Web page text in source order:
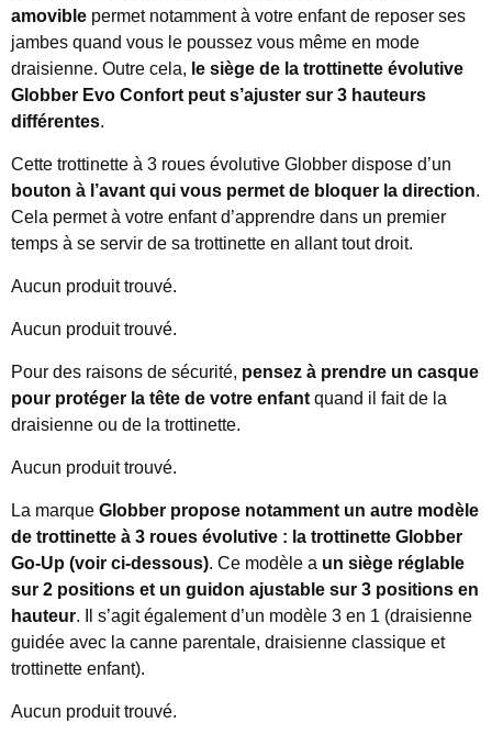
amovible permet notamment à votre enfant de reposer ses
jambes quand vous le poussez vous même en mode
draisienne. Outre cela, le siège de la trottinette évolutive
Globber Evo Confort peut s’ajuster sur 3 hauteurs
différentes.
Cette trottinette à 3 roues évolutive Globber dispose d’un
bouton à l’avant qui vous permet de bloquer la direction.
Cela permet à votre enfant d’apprendre dans un premier
temps à se servir de sa trottinette en allant tout droit.
Aucun produit trouvé.
Aucun produit trouvé.
Pour des raisons de sécurité, pensez à prendre un casque
pour protéger la tête de votre enfant quand il fait de la
draisienne ou de la trottinette.
Aucun produit trouvé.
La marque Globber propose notamment un autre modèle
de trottinette à 3 roues évolutive : la trottinette Globber
Go-Up (voir ci-dessous). Ce modèle a un siège réglable
sur 2 positions et un guidon ajustable sur 3 positions en
hauteur. Il s’agit également d’un modèle 3 en 1 (draisienne
guidée avec la canne parentale, draisienne classique et
trottinette enfant).
Aucun produit trouvé.